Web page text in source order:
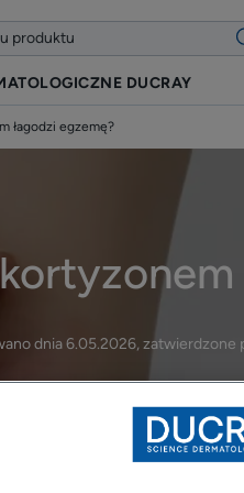
DUCRAY
łagodzi egzemę?
dnia6.05.2026, zatwierdzone
Jak wygląda